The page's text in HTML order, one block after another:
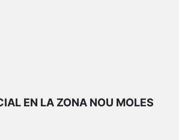
EN LA ZONA NOU MOLES